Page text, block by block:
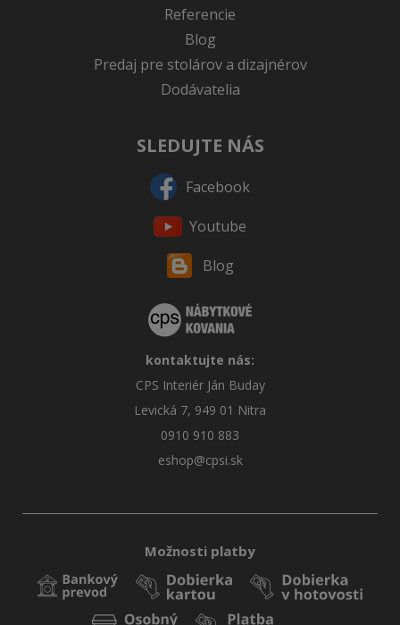
Referencie
Blog
Predaj pre stolárov a dizajnérov
Dodávatelia
SLEDUJTE NÁS
Facebook
Youtube
Blog
kontaktujte nás:
CPS Interiér Ján Buday
Levická 7, 949 01 Nitra
0910 910 883
eshop@cpsi.sk
Možnosti platby